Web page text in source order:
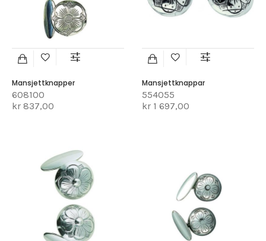
Mansjettknapper
608100
kr 837,00
Mansjettknappar
554055
kr 1 697,00